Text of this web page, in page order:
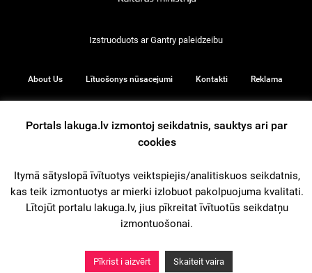
Izstruoduots arGantry paleidzeibu
About Us Lītuošonys nūsacejumi Kontakti Reklama
© 2026
iz augšu
Portals lakuga.lv izmontoj seikdatnis, sauktys ari par
cookies
Itymā sātyslopā īvītuotys veiktspiejis/analitiskuos seikdatnis,
kas teik izmontuotys ar mierki izlobuot pakolpuojuma kvalitati.
Lītojūt portalu lakuga.lv, jius pīkreitat īvītuotūs seikdatņu
izmontuošonai.
Pīkrist i aizvērt Skaiteit vaira